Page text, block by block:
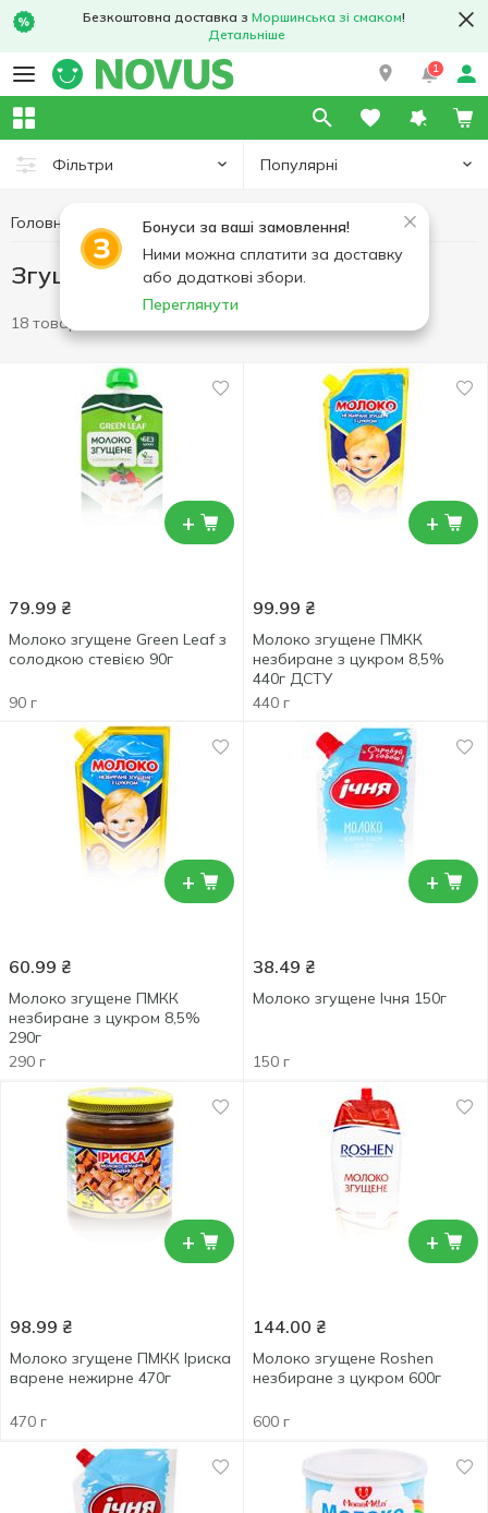
Безкоштовна доставка з Моршинська зі смаком!
Детальніше
1
Фільтри Популярні
Бонуси за ваші замовлення!
Ними можна сплатити за доставку
або додаткові збори.
Переглянути
Головна Яйця та молочні продукти Згущене молоко
Згущене молоко
18 товарів
+
79.99 ₴
Молоко згущене Green Leaf з
солодкою стевією 90г
90 г
+
99.99 ₴
Молоко згущене ПМКК
незбиране з цукром 8,5%
440г ДСТУ
440 г
+
60.99 ₴
Молоко згущене ПМКК
незбиране з цукром 8,5%
290г
290 г
+
38.49 ₴
Молоко згущене Ічня 150г
150 г
+
98.99 ₴
Молоко згущене ПМКК Іриска
варене нежирне 470г
470 г
+
144.00 ₴
Молоко згущене Roshen
незбиране з цукром 600г
600 г